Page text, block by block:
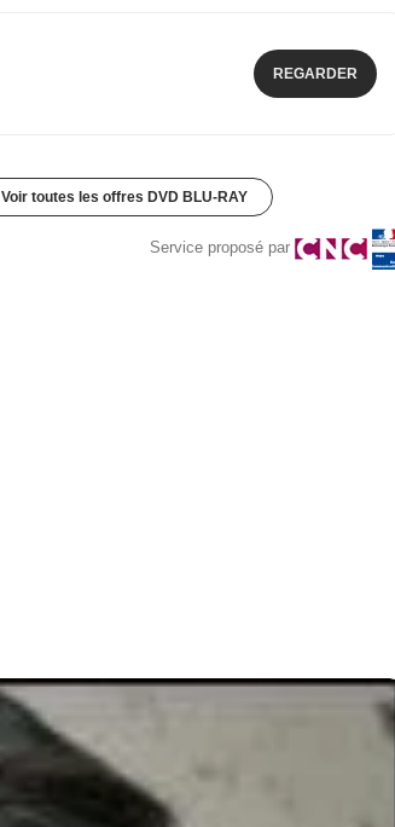
REGARDER
Voir toutes les offres DVD BLU-RAY
Service proposé par